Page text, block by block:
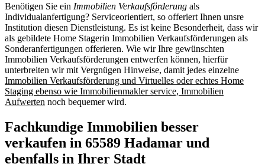
Benötigen Sie ein Immobilien Verkaufsförderung als
Individualanfertigung? Serviceorientiert, so offeriert Ihnen unsre
Institution diesen Dienstleistung. Es ist keine Besonderheit, dass wir
als gebildete Home Stagerin Immobilien Verkaufsförderungen als
Sonderanfertigungen offerieren. Wie wir Ihre gewünschten
Immobilien Verkaufsförderungen entwerfen können, hierfür
unterbreiten wir mit Vergnügen Hinweise, damit jedes einzelne
Immobilien Verkaufsförderung und Virtuelles oder echtes Home
Staging ebenso wie Immobilienmakler service, Immobilien
Aufwerten noch bequemer wird.
Fachkundige Immobilien besser
verkaufen in 65589 Hadamar und
ebenfalls in Ihrer Stadt